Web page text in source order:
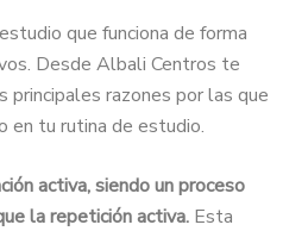
que funciona de forma
Desde Albali Centros te
principales razones por las que
en tu rutina de estudio.
activa, siendo un proceso
la repetición activa. Esta